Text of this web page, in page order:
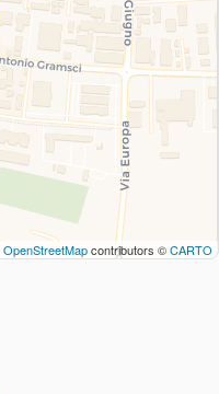
OpenStreetMapcontributors ©CARTO